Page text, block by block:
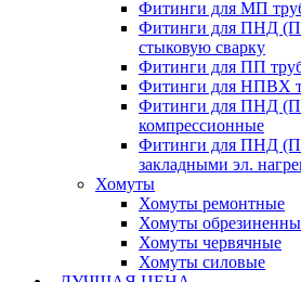
Фитинги для МП
Фитинги для ПНД
стыковую сварку
Фитинги для ПП
Фитинги для НПВХ
Фитинги для ПНД
компрессионные
Фитинги для ПНД
закладными эл.
Хомуты
Хомуты ремонтные
Хомуты
Хомуты червячные
Хомуты силовые